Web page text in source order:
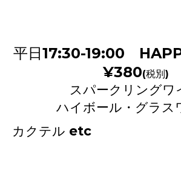
平日17:30-19:00
¥380(税別)
スパークリングワ
ハイボール・グラス
カクテル etc